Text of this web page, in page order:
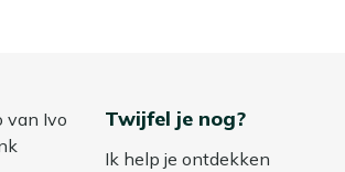
Twijfel je nog?
Ik help je ontdekken